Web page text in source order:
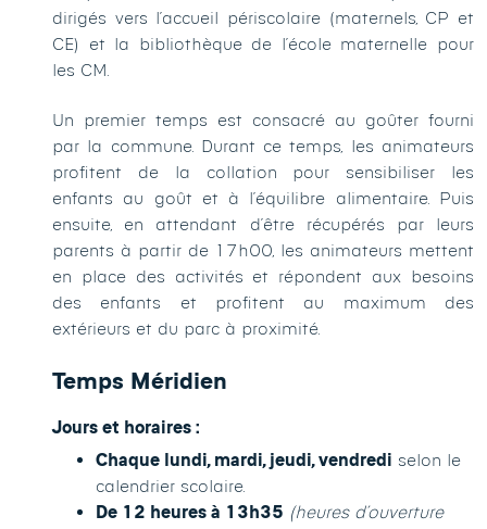
dirigés vers l’accueil périscolaire (maternels, CP et
CE) et la bibliothèque de l’école maternelle pour
les CM.
Un premier temps est consacré au goûter fourni
par la commune. Durant ce temps, les animateurs
profitent de la collation pour sensibiliser les
enfants au goût et à l’équilibre alimentaire. Puis
ensuite, en attendant d’être récupérés par leurs
parents à partir de 17h00, les animateurs mettent
en place des activités et répondent aux besoins
des enfants et profitent au maximum des
extérieurs et du parc à proximité.
Temps Méridien
Jours et horaires :
Chaque lundi, mardi, jeudi, vendredi selon le
calendrier scolaire.
De 12 heures à 13h35 (heures d’ouverture